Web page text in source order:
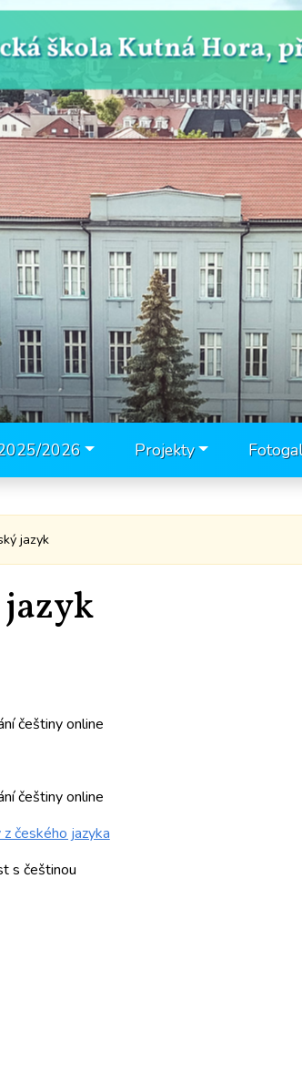
škola Kutná Hora,
2026 Projekty
jazyk
jazyk
češtiny online
češtiny online
českého jazyka
s češtinou